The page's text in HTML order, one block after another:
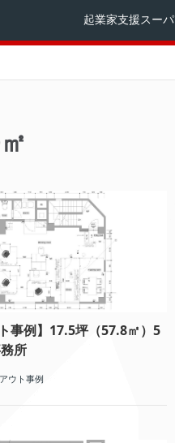
起業家支援スー
ト事例】17.5坪（57.8㎡）5
所
ウト事例